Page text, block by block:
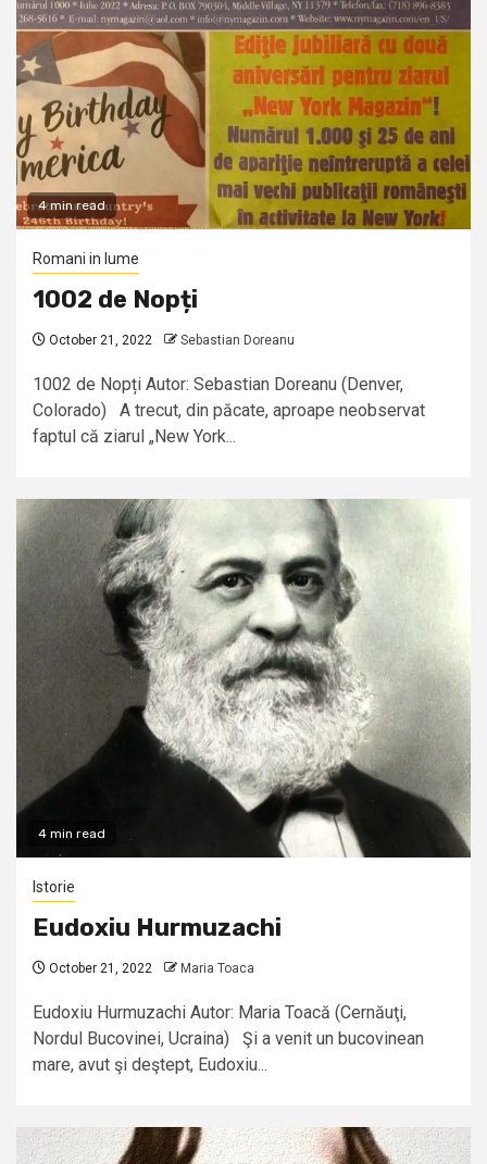
4 min read
Romani in lume
1002 de Nopți
October 21, 2022 Sebastian Doreanu
1002 de Nopți Autor: Sebastian Doreanu (Denver,
Colorado) A trecut, din păcate, aproape neobservat
faptul că ziarul „New York...
4 min read
Istorie
Eudoxiu Hurmuzachi
October 21, 2022 Maria Toaca
Eudoxiu Hurmuzachi Autor: Maria Toacă (Cernăuţi,
Nordul Bucovinei, Ucraina) Şi a venit un bucovinean
mare, avut şi deştept, Eudoxiu...